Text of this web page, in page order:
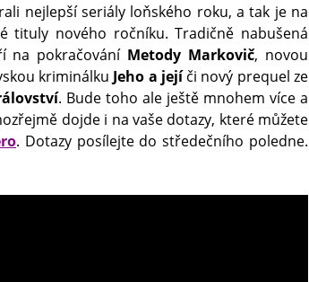
nejlepší seriály loňského roku, a tak je na
tituly nového ročníku. Tradičně nabušená
na pokračování Metody Markovič, novou
kriminálku Jeho a jejíči nový prequel ze
. Bude toho ale ještě mnohem více a
dojde i na vaše dotazy, které můžete
. Dotazy posílejte do středečního poledne.